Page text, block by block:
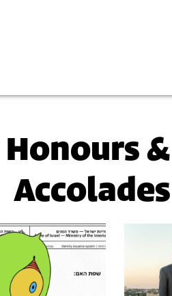
Honours &
Accolades